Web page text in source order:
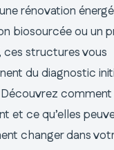
rénovation
biosourcée ou un
structures vous
du diagnostic
comment
et ce qu’elles
changer dans